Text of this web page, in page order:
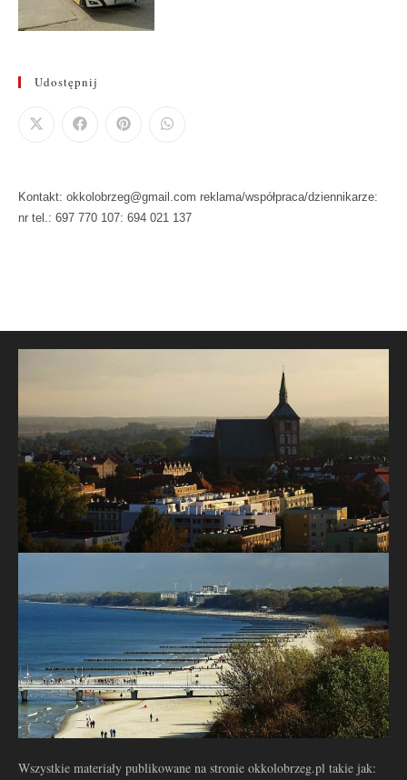
Udostępnij
Kontakt: okkolobrzeg@gmail.com reklama/współpraca/dziennikarze:
nr tel.: 697 770 107: 694 021 137
Wszystkie materiały publikowane na stronie okkolobrzeg.pl takie jak: